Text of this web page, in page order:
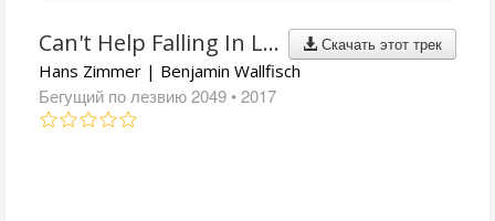
Скачать этот трек
Can't Help Falling In Love
Hans Zimmer | Benjamin Wallfisch
Бегущий по лезвию 2049 • 2017